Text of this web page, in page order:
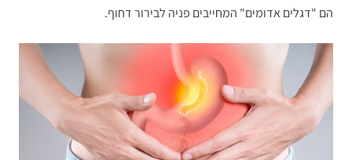
הם "דגלים אדומים" המחייבים פניה לבירור דחוף.